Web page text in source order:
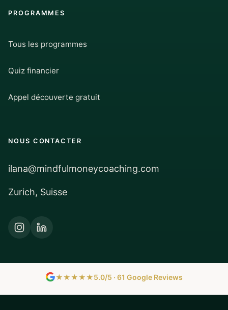
PROGRAMMES
Tous les programmes
Quiz financier
Appel découverte gratuit
NOUS CONTACTER
ilana@mindfulmoneycoaching.com
Zurich, Suisse
★★★★★5.0/5 · 61 Google Reviews